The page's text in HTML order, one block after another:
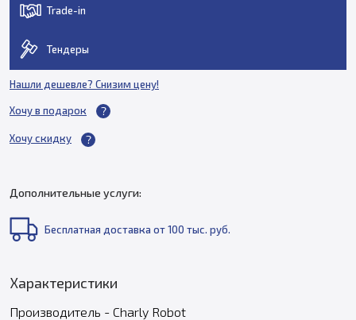
Trade-in
Тендеры
Нашли дешевле? Снизим цену!
Хочу в подарок
Хочу скидку
Дополнительные услуги:
Бесплатная доставка от 100 тыс. руб.
Характеристики
Производитель - Charly Robot